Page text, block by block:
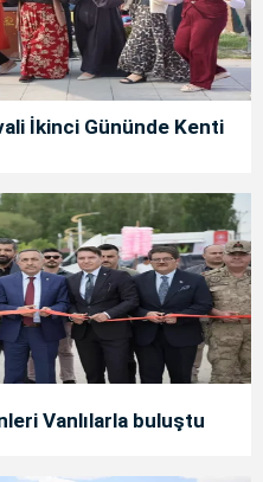
İkinci Gününde Kenti
Vanlılarla buluştu